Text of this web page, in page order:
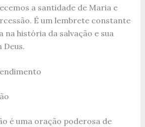
a santidade de Maria e
É um lembrete constante
na história da salvação e sua
Deus.
é uma oração poderosa de